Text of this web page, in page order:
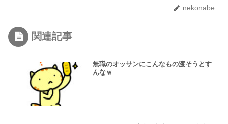
nekonabe
関連記事
無職のオッサンにこんなもの渡そうとす
んなｗ